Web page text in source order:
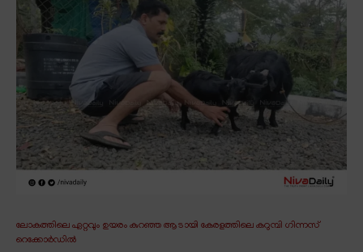
ലോകത്തിലെ ഏറ്റവും ഉയരം കുറഞ്ഞ ആടായി കേരളത്തിലെ കറുമ്പി ഗിന്നസ്
റെക്കോർഡിൽ